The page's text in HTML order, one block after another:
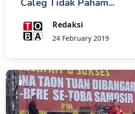
Caleg Tidak Paham...
Redaksi
24 February 2019